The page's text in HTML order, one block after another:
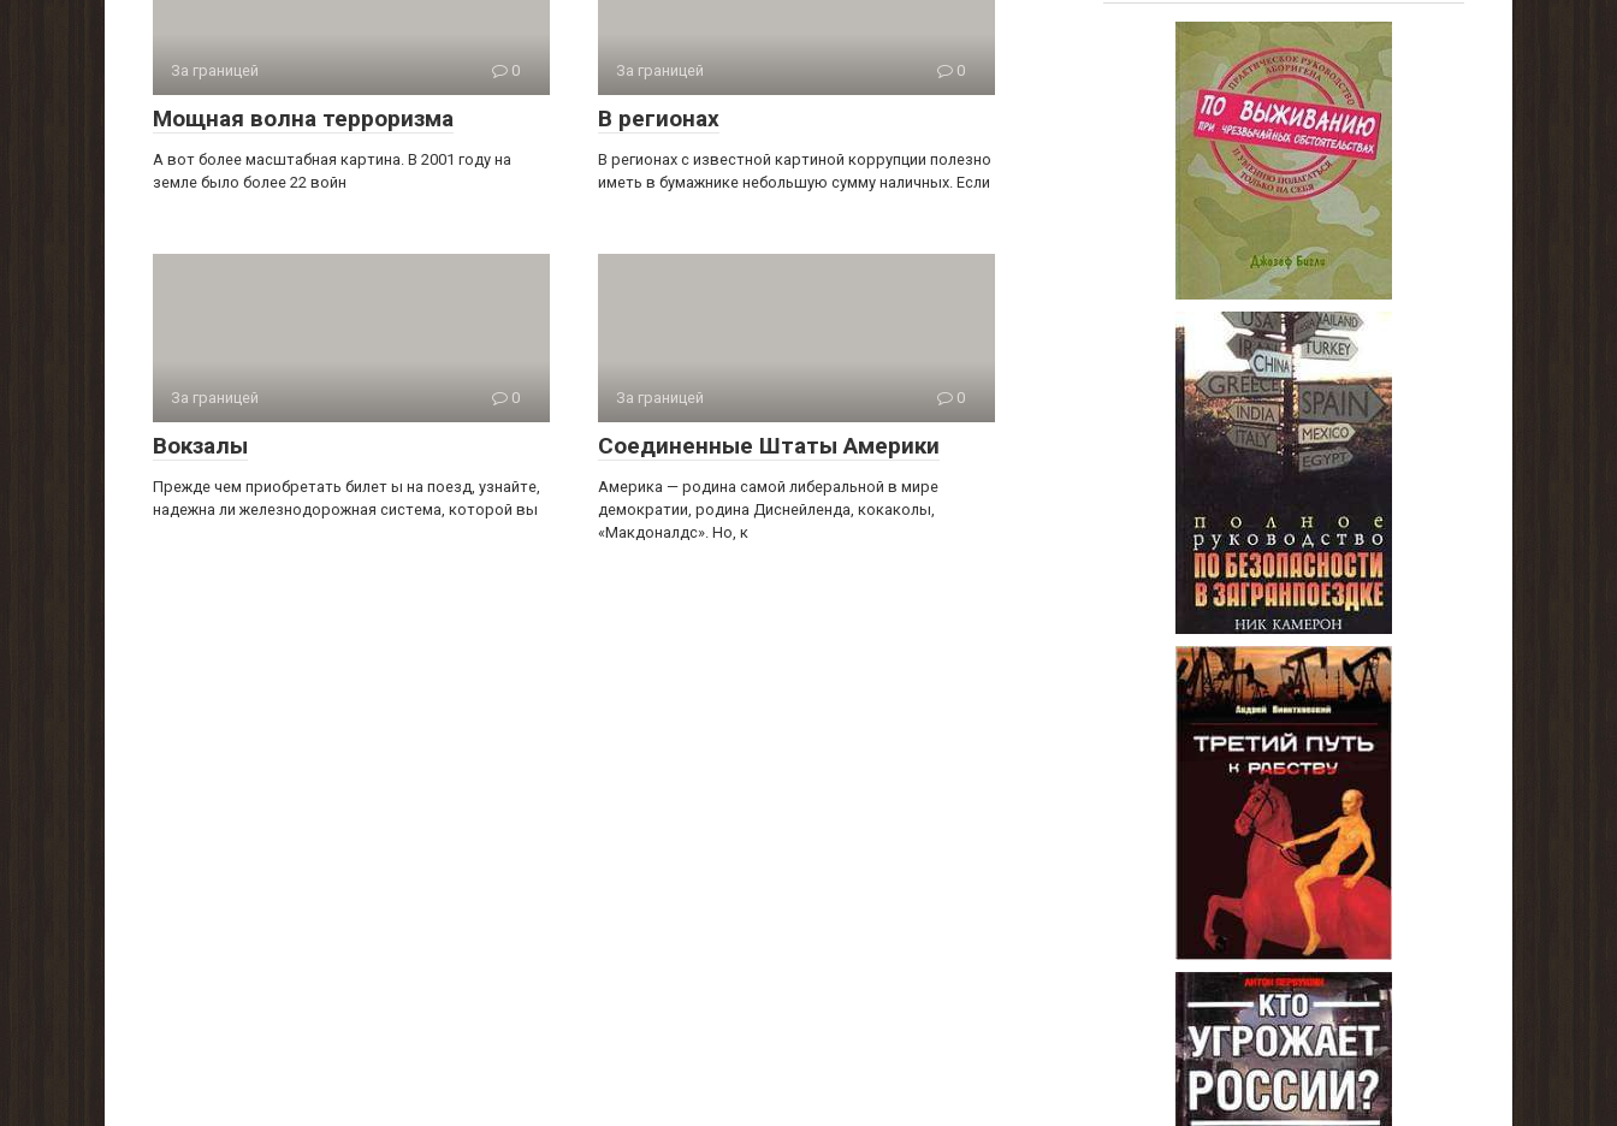
За границей 0
Мощная волна терроризма
А вот более масштабная картина. В 2001 году на
земле было более 22 войн
За границей 0
В регионах
В регионах с известной картиной коррупции полезно
иметь в бумажнике небольшую сумму наличных. Если
За границей 0
Вокзалы
Прежде чем приобретать билет ы на поезд, узнайте,
надежна ли железнодорожная система, которой вы
За границей 0
Соединенные Штаты Америки
Америка — родина самой либеральной в мире
демократии, родина Диснейленда, кокаколы,
«Макдоналдс». Но, к